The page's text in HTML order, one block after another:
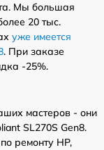
Мы большая
20 тыс.
уже имеется
. При заказе
-25%.
мастеров - они
SL270S Gen8.
ремонту HP,